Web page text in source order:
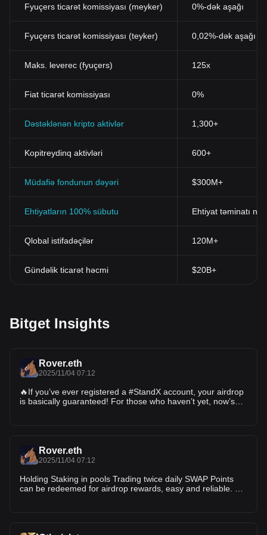
Fyuçers ticarət komissiyası (meyker) 0%-dək aşağı
Fyuçers ticarət komissiyası (teyker) 0,02%-dək aşağı
Maks. leverec (fyuçers) 125x
Fiat ticarət komissiyası 0%
Dəstəklənən kripto aktivlər 1,300+
Kopitreydinq aktivləri 600+
Müdafiə fondunun dəyəri $300M+
Ehtiyatların 100% sübutu Ehtiyat təminatı
Qlobal istifadəçilər 120M+
Gündəlik ticarət həcmi $20B+
Bitget Insights
Rover.eth
2025/11/04 07:12
🔥If you’ve ever registered a #StandX account, your airdrop
is basically guaranteed! For those who haven’t yet, now’s
Rover.eth
2025/11/04 07:12
Holding Staking in pools Trading twice daily SWAP Points
can be redeemed for airdrop rewards, easy and reliable. 💪